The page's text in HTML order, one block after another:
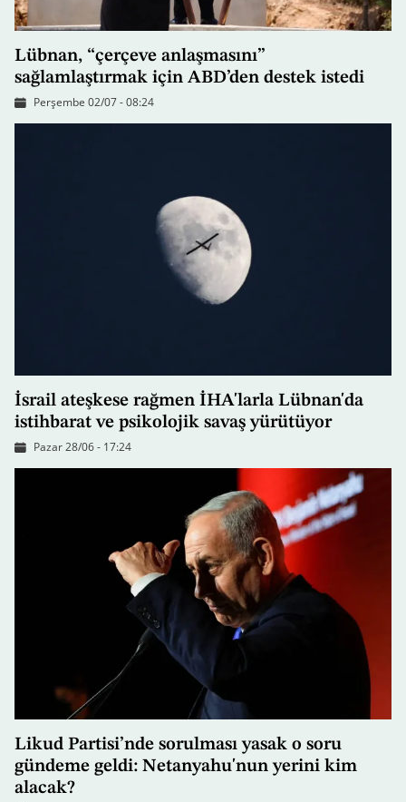
Lübnan, “çerçeve anlaşmasını”
sağlamlaştırmak için ABD’den destek istedi
Perşembe 02/07 - 08:24
İsrail ateşkese rağmen İHA'larla Lübnan'da
istihbarat ve psikolojik savaş yürütüyor
Pazar 28/06 - 17:24
Likud Partisi’nde sorulması yasak o soru
gündeme geldi: Netanyahu'nun yerini kim
alacak?